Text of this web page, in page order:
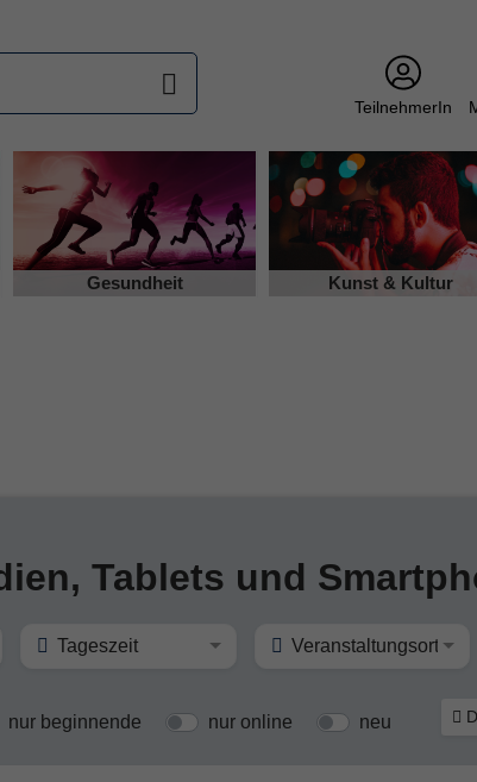
TeilnehmerIn
Gesundheit Kunst & Kultur
Tablets und
Tageszeit Veranstaltungsort
nur beginnende nur online neu